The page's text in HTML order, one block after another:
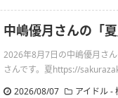
中嶋優月さんの「夏
2026年8月7日の中嶋優月さ
さんです。夏https://
2026/08/07
アイドル -